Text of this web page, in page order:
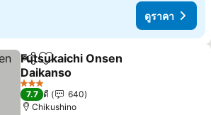
ดูราคา
แชร์ เพิ่มในรายการโปรด
Futsukaichi Onsen
Daikanso
ดูราคา
3 ดาว
7.7 ดี
640
Chikushino